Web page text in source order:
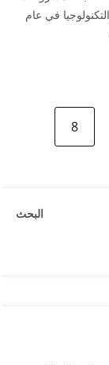
في عام
8
البحث